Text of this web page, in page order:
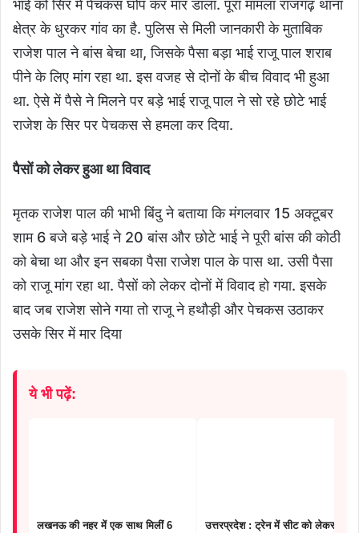
भाई को सिर में पेचकस घोंप कर मार डाला. पूरा मामला राजगढ़ थाना
क्षेत्र के धुरकर गांव का है. पुलिस से मिली जानकारी के मुताबिक
राजेश पाल ने बांस बेचा था, जिसके पैसा बड़ा भाई राजू पाल शराब
पीने के लिए मांग रहा था. इस वजह से दोनों के बीच विवाद भी हुआ
था. ऐसे में पैसे ने मिलने पर बड़े भाई राजू पाल ने सो रहे छोटे भाई
राजेश के सिर पर पेचकस से हमला कर दिया.
पैसों को लेकर हुआ था विवाद
मृतक राजेश पाल की भाभी बिंदु ने बताया कि मंगलवार 15 अक्टूबर
शाम 6 बजे बड़े भाई ने 20 बांस और छोटे भाई ने पूरी बांस की कोठी
को बेचा था और इन सबका पैसा राजेश पाल के पास था. उसी पैसा
को राजू मांग रहा था. पैसों को लेकर दोनों में विवाद हो गया. इसके
बाद जब राजेश सोने गया तो राजू ने हथौड़ी और पेचकस उठाकर
उसके सिर में मार दिया
ये भी पढ़ें:
लखनऊ की नहर में एक साथ मिलीं 6
उत्तरप्रदेश : ट्रेन में सीट को लेकर हुए